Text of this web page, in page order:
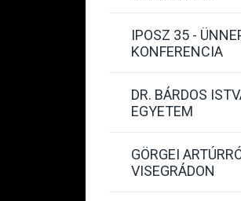
IPOSZ 35 -
KONFERENCIA
DR. BÁRDOS
EGYETEM
GÖRGEI
VISEGRÁDON